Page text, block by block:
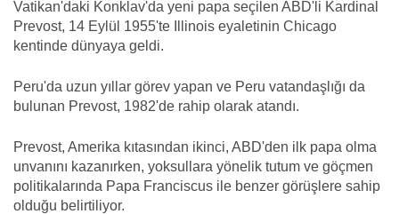
Vatikan'daki Konklav'da yeni papa seçilen ABD'li Kardinal
Prevost, 14 Eylül 1955'te Illinois eyaletinin Chicago
kentinde dünyaya geldi.
Peru'da uzun yıllar görev yapan ve Peru vatandaşlığı da
bulunan Prevost, 1982'de rahip olarak atandı.
Prevost, Amerika kıtasından ikinci, ABD'den ilk papa olma
unvanını kazanırken, yoksullara yönelik tutum ve göçmen
politikalarında Papa Franciscus ile benzer görüşlere sahip
olduğu belirtiliyor.